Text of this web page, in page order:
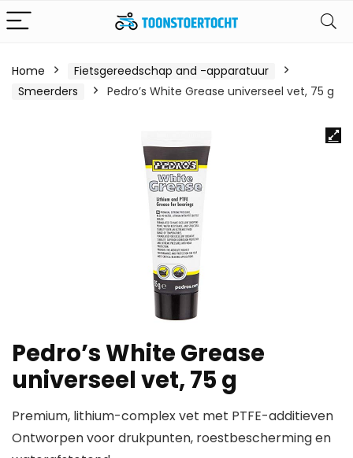
Home
Fietsgereedschap and -apparatuur
Smeerders
Pedro’s White Grease universeel vet, 75 g
Pedro’s White Grease
universeel vet, 75 g
Premium, lithium-complex vet met PTFE-additieven
Ontworpen voor drukpunten, roestbescherming en